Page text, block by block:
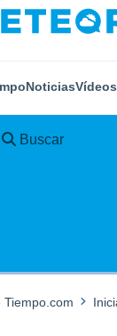
NoticiasVídeos
Buscar
Tiempo.com